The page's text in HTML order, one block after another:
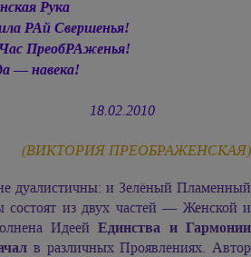
Рука
РАй Свершенья!
ПреобРАженья!
— навека!
18.02.2010
(ВИКТОРИЯ ПРЕОБРАЖЕНСКАЯ)
дуалистичны: и Зелёный Пламенный
состоят из двух частей — Женской и
ИдеейЕдинства и Гармонии
в различных Проявлениях. Автор